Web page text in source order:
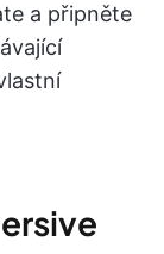
a připněte